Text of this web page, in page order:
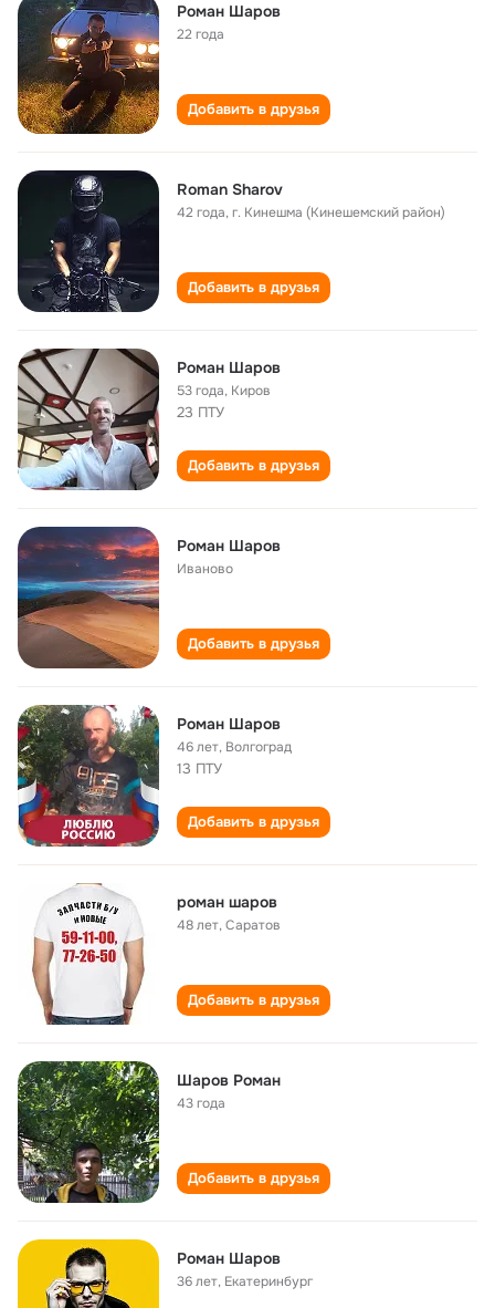
Роман Шаров
22 года
Добавить в друзья
Roman Sharov
42 года,г. Кинешма (Кинешемский район)
Добавить в друзья
Роман Шаров
53 года, Киров
23 ПТУ
Добавить в друзья
Роман Шаров
Иваново
Добавить в друзья
Роман Шаров
46 лет, Волгоград
13 ПТУ
Добавить в друзья
роман шаров
48 лет,Саратов
Добавить в друзья
Шаров Роман
43 года
Добавить в друзья
Роман Шаров
36 лет, Екатеринбург